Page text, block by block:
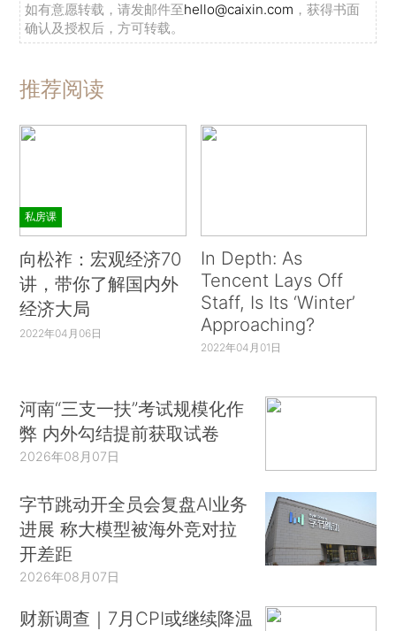
如有意愿转载，请发邮件至hello@caixin.com ，获得书面
确认及授权后，方可转载。
推荐阅读
私房课
向松祚：宏观经济70
讲，带你了解国内外
经济大局
2022年04月06日
In Depth: As
Tencent Lays Off
Staff, Is Its ‘Winter’
Approaching?
2022年04月01日
河南“三支一扶”考试规模化作
弊 内外勾结提前获取试卷
2026年08月07日
字节跳动开全员会复盘AI业务
进展 称大模型被海外竞对拉
开差距
2026年08月07日
财新调查｜7月CPI或继续降温